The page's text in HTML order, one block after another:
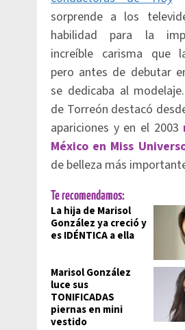
sorprende a los
habilidad para la
increíble carisma que
pero antes de debutar
se dedicaba al
de Torreón destacó
apariciones y en el 2003
México en Miss
de belleza más
Te recomendamos:
La hija de Marisol
González ya creció y
es IDÉNTICA a ella
Marisol González
luce sus
TONIFICADAS
piernas en mini
vestido